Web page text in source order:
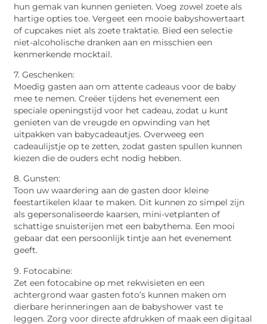
hun gemak van kunnen genieten. Voeg zowel zoete als
hartige opties toe. Vergeet een mooie babyshowertaart
of cupcakes niet als zoete traktatie. Bied een selectie
niet-alcoholische dranken aan en misschien een
kenmerkende mocktail.
7. Geschenken:
Moedig gasten aan om attente cadeaus voor de baby
mee te nemen. Creëer tijdens het evenement een
speciale openingstijd voor het cadeau, zodat u kunt
genieten van de vreugde en opwinding van het
uitpakken van babycadeautjes. Overweeg een
cadeaulijstje op te zetten, zodat gasten spullen kunnen
kiezen die de ouders echt nodig hebben.
8. Gunsten:
Toon uw waardering aan de gasten door kleine
feestartikelen klaar te maken. Dit kunnen zo simpel zijn
als gepersonaliseerde kaarsen, mini-vetplanten of
schattige snuisterijen met een babythema. Een mooi
gebaar dat een persoonlijk tintje aan het evenement
geeft.
9. Fotocabine:
Zet een fotocabine op met rekwisieten en een
achtergrond waar gasten foto’s kunnen maken om
dierbare herinneringen aan de babyshower vast te
leggen. Zorg voor directe afdrukken of maak een digitaal